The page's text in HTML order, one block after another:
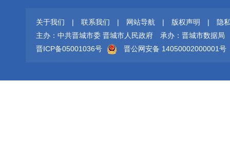
关于我们 | 联系我们 | 网站导航 | 版权声明 |
隐
主办：中共晋城市委 晋城市人民政府
承办：晋城市数据局
晋ICP备05001036号
晋公网安备 14050002000001号